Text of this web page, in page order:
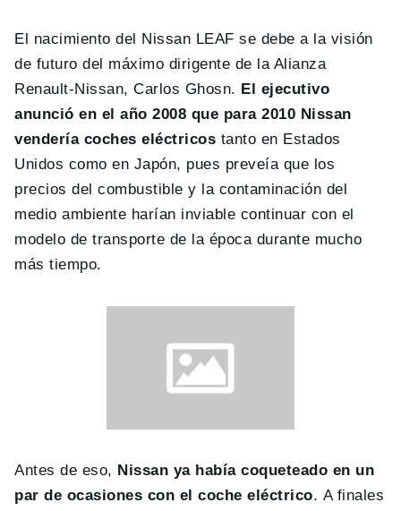
El nacimiento del Nissan LEAF se debe a la visión
de futuro del máximo dirigente de la Alianza
Renault-Nissan, Carlos Ghosn. El ejecutivo
anunció en el año 2008 que para 2010 Nissan
vendería coches eléctricos tanto en Estados
Unidos como en Japón, pues preveía que los
precios del combustible y la contaminación del
medio ambiente harían inviable continuar con el
modelo de transporte de la época durante mucho
más tiempo.
Antes de eso, Nissan ya había coqueteado en un
par de ocasiones con el coche eléctrico. A finales